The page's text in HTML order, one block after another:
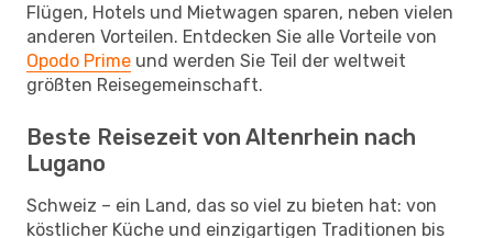
Flügen, Hotels und Mietwagen sparen, neben vielen
anderen Vorteilen. Entdecken Sie alle Vorteile von
Opodo Prime und werden Sie Teil der weltweit
größten Reisegemeinschaft.
Beste Reisezeit von Altenrhein nach
Lugano
Schweiz – ein Land, das so viel zu bieten hat: von
köstlicher Küche und einzigartigen Traditionen bis